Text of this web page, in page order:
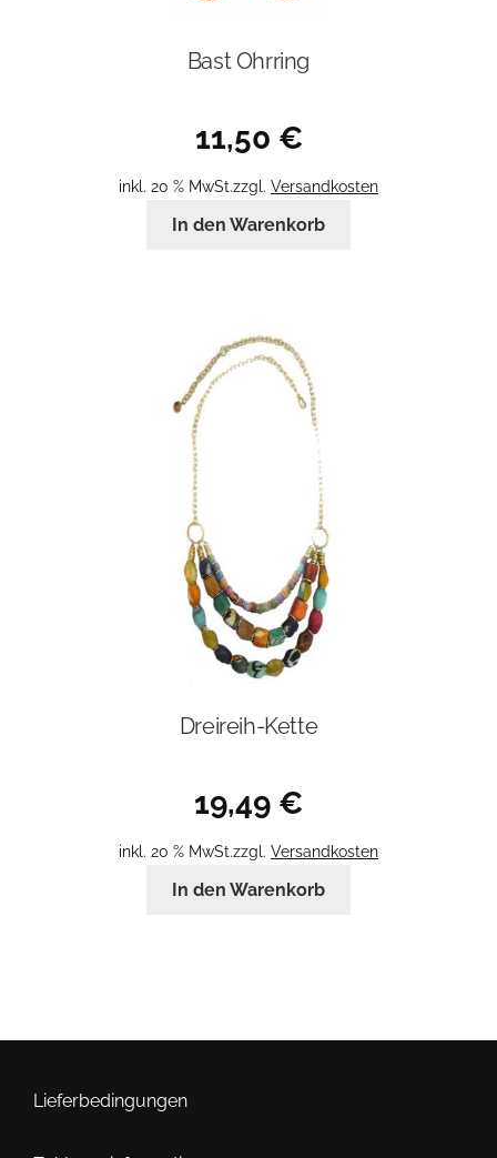
Bast Ohrring
11,50 €
inkl. 20 % MwSt.zzgl. Versandkosten
In den Warenkorb
Dreireih-Kette
19,49 €
inkl. 20 % MwSt.zzgl. Versandkosten
In den Warenkorb
Lieferbedingungen